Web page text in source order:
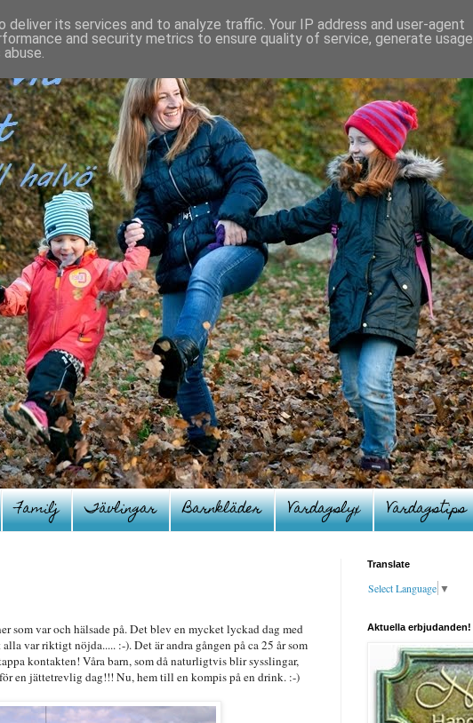
Familj Tävlingar Barnkläder Vardagslyx Vardagstips
som var och hälsade på. Det blev en mycket lyckad dag med
var riktigt nöjda..... :-). Det är andra gången på ca 25 år som
kontakten! Våra barn, som då naturligtvis blir sysslingar,
en jättetrevlig dag!!! Nu, hem till en kompis på en drink. :-)
Translate
Select Language ▼
Aktuella erbjudanden!
its services and to analyze traffic. Your IP address and user-agent
and security metrics to ensure quality of service, generate usage